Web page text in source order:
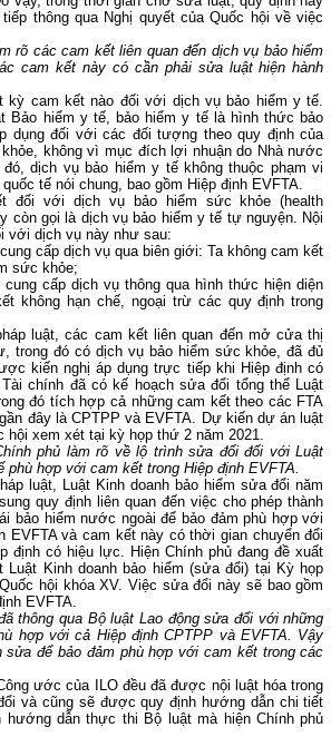
thông qua Nghị quyết của Quốc hội về việc
rõ các cam kết liên quan đến dịch vụ bảo hiểm
cam kết này có cần phải sửa luật hiện hành
kỳ cam kết nào đối với dịch vụ bảo hiểm y tế.
Bảo hiểm y tế, bảo hiểm y tế là hình thức bảo
dụng đối với các đối tượng theo quy định của
khỏe, không vì mục đích lợi nhuận do Nhà nước
dịch vụ bảo hiểm y tế không thuộc phạm vi
tế nói chung, bao gồm Hiệp định EVFTA.
đối với dịch vụ bảo hiểm sức khỏe (health
còn gọi là dịch vụ bảo hiểm y tế tự nguyện. Nội
với dịch vụ này như sau:
cấp dịch vụ qua biên giới: Ta không cam kết
sức khỏe;
cấp dịch vụ thông qua hình thức hiện diện
không hạn chế, ngoại trừ các quy định trong
luật, các cam kết liên quan đến mở cửa thị
trong đó có dịch vụ bảo hiểm sức khỏe, đã đủ
kiến nghị áp dụng trực tiếp khi Hiệp định có
chính đã có kế hoạch sửa đổi tổng thể Luật
đó tích hợp cả những cam kết theo các FTA
đây là CPTPP và EVFTA. Dự kiến dự án luật
hội xem xét tại kỳ họp thứ 2 năm 2021.
phủ làm rõ về lộ trình sửa đổi đối vớiLuật
phù hợp với cam kết trong Hiệp định EVFTA.
luật, Luật Kinh doanh bảo hiểm sửa đổi năm
quy định liên quan đến việc cho phép thành
bảo hiểm nước ngoài để bảo đảm phù hợp với
EVFTA và cam kết này có thời gian chuyển đổi
định có hiệu lực. Hiện Chính phủ đang đề xuất
Luật Kinh doanh bảo hiểm (sửa đổi) tại Kỳ họp
hội khóa XV. Việc sửa đổi này sẽ bao gồm
EVFTA.
thông qua Bộ luật Lao động sửa đổi với những
hợp với cả Hiệp định CPTPP và EVFTA. Vậy
sửa để bảo đảm phù hợp với cam kết trong các
ước của ILO đều đã được nội luật hóa trong
và cũng sẽ được quy định hướng dẫn chi tiết
hướng dẫn thực thi Bộ luật mà hiện Chính phủ